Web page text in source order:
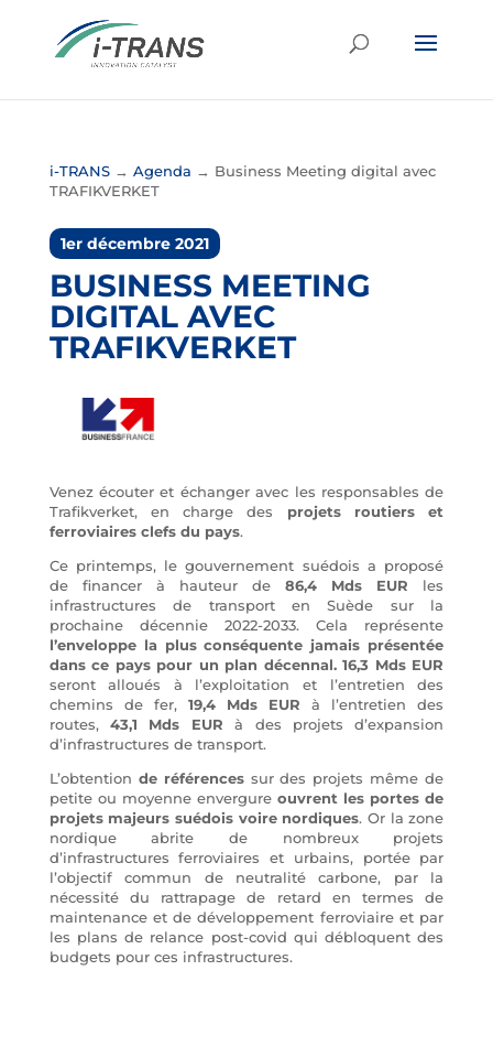
i-TRANS→ Agenda → Business Meeting digital avec
TRAFIKVERKET
1er décembre 2021
BUSINESS MEETING
DIGITAL AVEC
TRAFIKVERKET
Venez écouter et échanger avec les responsables de
Trafikverket, en charge des projets routiers et
ferroviaires clefs du pays.
Ce printemps, le gouvernement suédois a proposé
de financer à hauteur de86,4 Mds EUR les
infrastructures de transport en Suède sur la
prochaine décennie 2022-2033. Cela représente
l’enveloppe la plus conséquente jamais présentée
dans ce pays pour un plan décennal. 16,3 Mds EUR
seront alloués à l’exploitation et l’entretien des
chemins de fer, 19,4 Mds EUR à l’entretien des
routes,43,1 Mds EUR à des projets d’expansion
d’infrastructures de transport.
L’obtention de référencessur des projets même de
petite ou moyenne envergureouvrent les portes de
projets majeurs suédois voire nordiques. Or la zone
nordique abrite de nombreux projets
d’infrastructures ferroviaires et urbains, portée par
l’objectif commun de neutralité carbone, par la
nécessité du rattrapage de retard en termes de
maintenance et de développement ferroviaire et par
les plans de relance post-covid qui débloquent des
budgets pour ces infrastructures.